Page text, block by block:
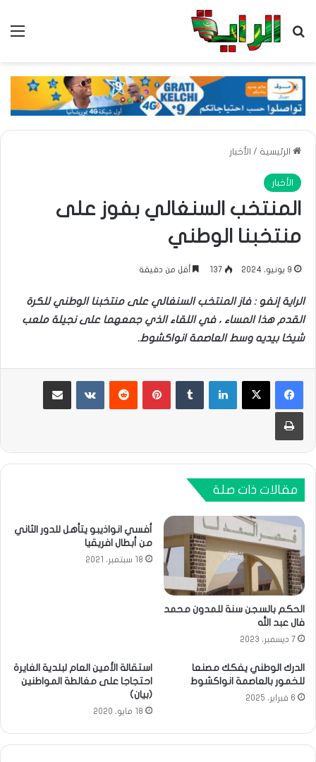
بحث عن
الرئيسية / الأخبار
الأخبار
المنتخب السنغالي بفوز على
منتخبنا الوطني
9 يونيو، 2024 137 أقل من دقيقة
الراية إنفو : فاز المنتخب السنغالي على منتخبنا الوطني للكرة
القدم هذا المساء ، في اللقاء الذي جمعهما على نجيلة ملعب
شيخا بيديه وسط العاصمة انواكشوط.
لينكدإن بينتيريست مشاركة عبر البريد
طباعة
مقالات ذات صلة
الحكم بالسجن سنة للمدون محمد
فال عبد الله
7 ديسمبر، 2023
أفسي انواذيبو يتأهل للدور الثاني
من أبطال افريقيا
18 سبتمبر، 2021
الدرك الوطني يفكك مصنعا
للخمور بالعاصمة انواكشوط
6 فبراير، 2025
استقالة الأمين العام لبلدية الغايرة
احتجاجا على مغالطة المواطنين
(بيان)
18 مايو، 2020